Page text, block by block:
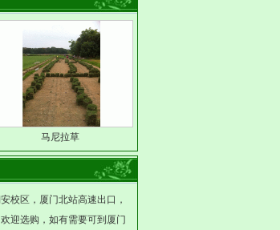
马尼拉草
校区，厦门北站高速出口，
迎选购，如有需要可到厦门